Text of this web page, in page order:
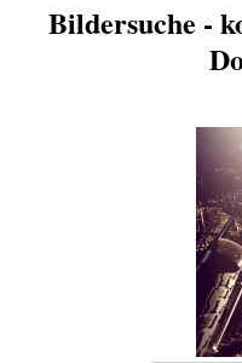
Bildersuche -